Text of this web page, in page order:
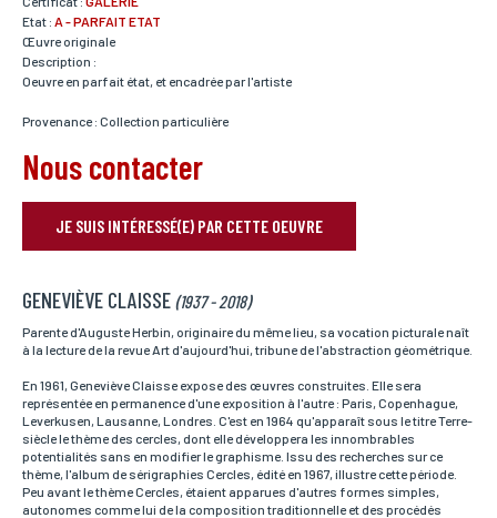
Etat : A - PARFAIT ETAT
Œuvre originale
Description :
Oeuvre en parfait état, et encadrée par l'artiste
Provenance : Collection particulière
Nous contacter
JE SUIS INTÉRESSÉ(E) PAR CETTE OEUVRE
RÉSERVER VOTRE OEUVRE
Nom*
vous pouvez nous laisser vos nom et prénom.
Prénom*
Si vous souhaitez recevoir une réponse personnalisée,
vous pouvez nous laisser vos nom et prénom.
GENEVIÈVE CLAISSE (1937 - 2018)
Parente d'Auguste Herbin, originaire du même lieu, sa vocation picturale naît
à la lecture de la revue Art d'aujourd'hui, tribune de l'abstraction géométrique.
En 1961, Geneviève Claisse expose des œuvres construites. Elle sera
représentée en permanence d'une exposition à l'autre : Paris, Copenhague,
Leverkusen, Lausanne, Londres. C'est en 1964 qu'apparaît sous le titre Terre-
siècle le thème des cercles, dont elle développera les innombrables
potentialités sans en modifier le graphisme. Issu des recherches sur ce
thème, l'album de sérigraphies Cercles, édité en 1967, illustre cette période.
Peu avant le thème Cercles, étaient apparues d'autres formes simples,
autonomes comme lui de la composition traditionnelle et des procédés